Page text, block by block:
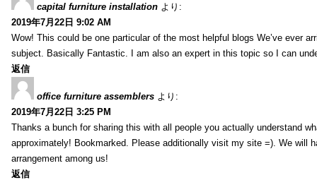
capital furniture installation より:
2019年7月22日 9:02 AM
Wow! This could be one particular of the most helpful blogs We’ve ever
subject. Basically Fantastic. I am also an expert in this topic so I can
返信
office furniture assemblers より:
2019年7月22日 3:25 PM
Thanks a bunch for sharing this with all people you actually understand
approximately! Bookmarked. Please additionally visit my site =). We will
arrangement among us!
返信